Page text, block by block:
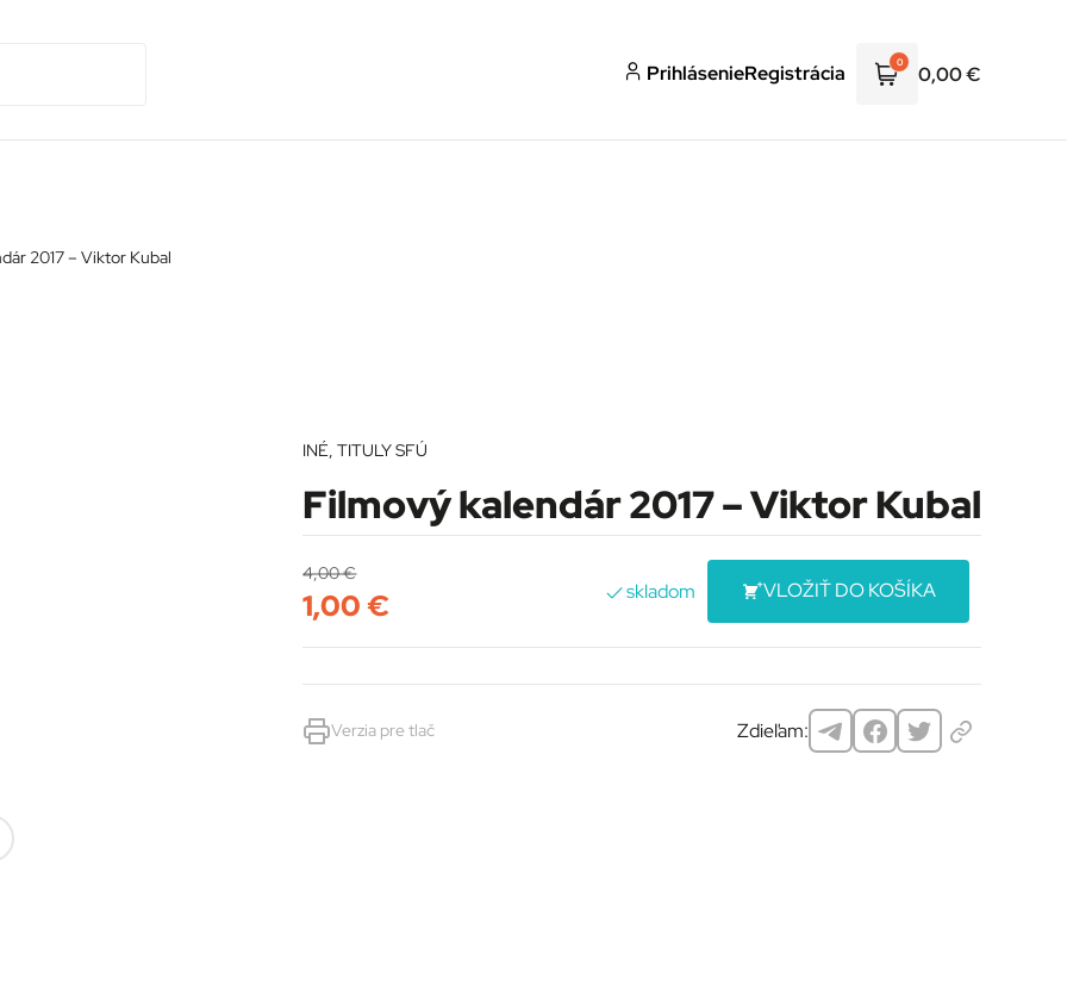
PrihlásenieRegistrácia 0 0,00€
2017 – Viktor Kubal
INÉ, TITULY SFÚ
Filmový kalendár 2017 – Viktor Kubal
4,00€
1,00€ skladom VLOŽIŤ DO KOŠÍKA
Verzia pre tlač Zdieľam: